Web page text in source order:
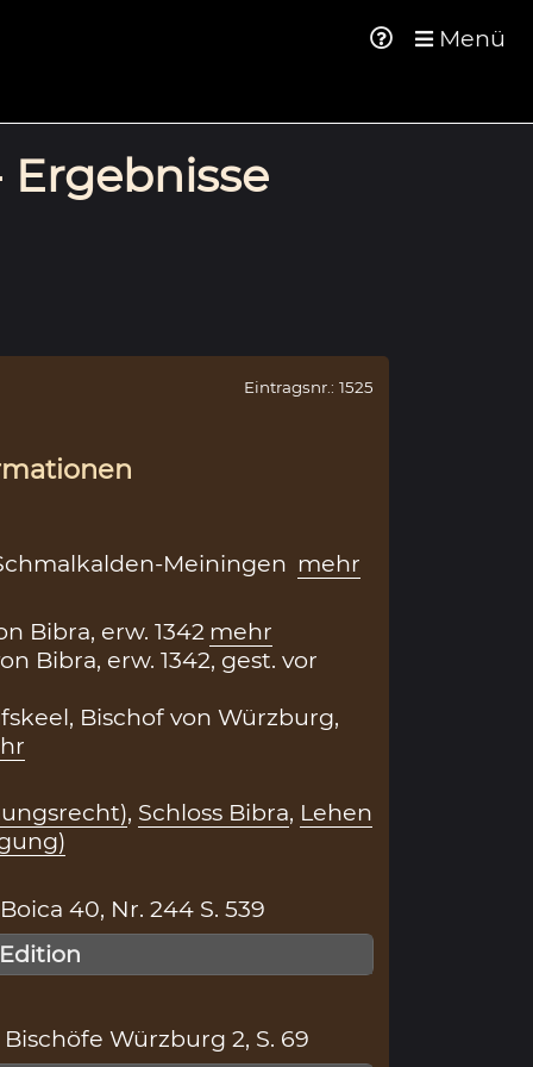
Menü
Ergebnisse
Eintragsnr.: 1525
Meiningen mehr
Bibra, erw. 1342 mehr
Bibra, erw. 1342, gest. vor
Bischof von Würzburg,
, Schloss Bibra, Lehen
40, Nr. 244 S. 539
Würzburg 2, S. 69